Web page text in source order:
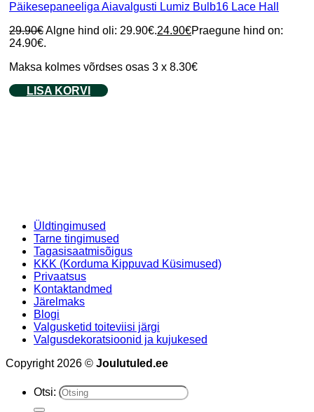
Päikesepaneeliga Aiavalgusti Lumiz Bulb16 Lace Hall
29.90€Algne hind oli: 29.90€.24.90€Praegune hind on:
24.90€.
Maksa kolmes võrdses osas 3 x 8.30€
LISA KORVI
Üldtingimused
Tarne tingimused
Tagasisaatmisõigus
KKK (Korduma Kippuvad Küsimused)
Privaatsus
Kontaktandmed
Järelmaks
Blogi
Valgusketid toiteviisi järgi
Valgusdekoratsioonid ja kujukesed
Copyright 2026 © Joulutuled.ee
Otsi: